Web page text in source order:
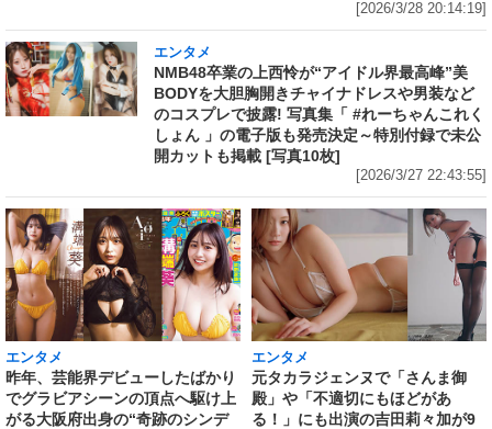
[2026/3/28 20:14:19]
エンタメ
NMB48卒業の上西怜が“アイドル界最高峰”美
BODYを大胆胸開きチャイナドレスや男装など
のコスプレで披露! 写真集「 #れーちゃんこれく
しょん 」の電子版も発売決定～特別付録で未公
開カットも掲載 [写真10枚]
[2026/3/27 22:43:55]
エンタメ
昨年、芸能界デビューしたばかり
でグラビアシーンの頂点へ駆け上
がる大阪府出身の“奇跡のシンデ
エンタメ
元タカラジェンヌで「さんま御
殿」や「不適切にもほどがあ
る！」にも出演の吉田莉々加が9